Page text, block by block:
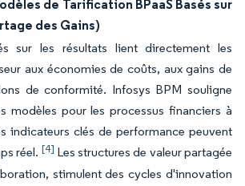
de Tarification BPaaS Basés sur
des Gains)
sur les résultats lient directement les
aux économies de coûts, aux gains de
de conformité. Infosys BPM souligne
modèles pour les processus financiers à
indicateurs clés de performance peuvent
réel. [4] Les structures de valeur partagée
stimulent des cycles d'innovation